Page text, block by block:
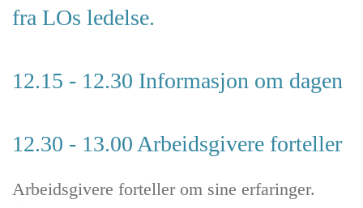
fra LOs ledelse.
12.15 - 12.30 Informasjon om dagen
12.30 - 13.00 Arbeidsgivere forteller
Arbeidsgivere forteller om sine erfaringer.